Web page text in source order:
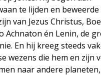
te lijden en beweerde
van Jezus Christus,
Achnaton én Lenin, de
En hij kreeg steeds
wezens die hem en zijn
naar andere